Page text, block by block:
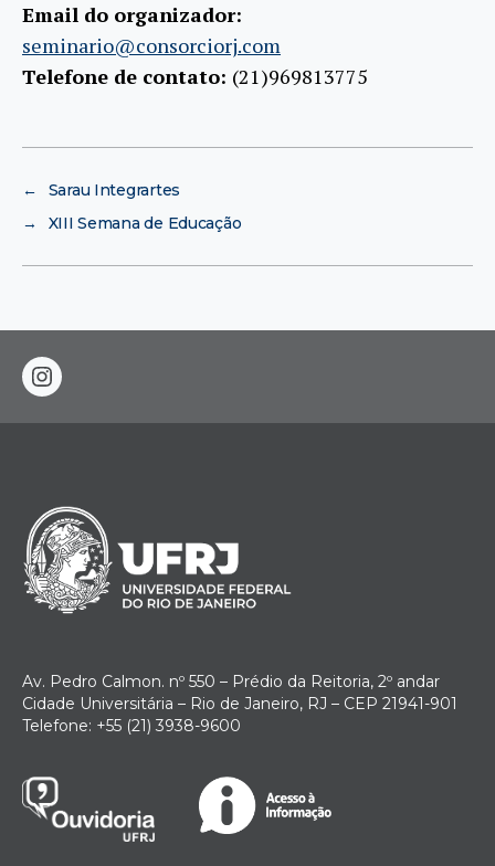
Email do organizador:
seminario@consorciorj.com
Telefone de contato: (21)969813775
←
Sarau Integrartes
→
XIII Semana de Educação
instagram
Av. Pedro Calmon. nº 550 – Prédio da Reitoria, 2º andar
Cidade Universitária – Rio de Janeiro, RJ – CEP 21941-901
Telefone: +55 (21) 3938-9600